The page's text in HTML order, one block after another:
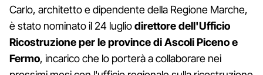
Carlo, architetto e dipendente della Regione Marche,
è stato nominato il 24 lugliodirettore dell'Ufficio
Ricostruzione per le province di Ascoli Piceno e
Fermo, incarico che lo porterà a collaborare nei